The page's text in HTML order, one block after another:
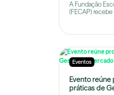
A Fundação
(FECAP) recebe
Eventos
Evento reúne
práticas de